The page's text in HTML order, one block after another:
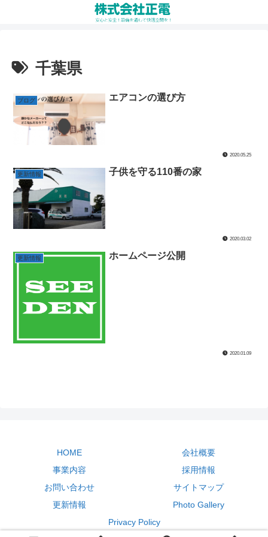
千葉県
ブログ エアコンの選び方
2020.05.25
更新情報 子供を守る110番の家
2020.03.02
更新情報 ホームページ公開
2020.01.09
HOME
会社概要
事業内容
採用情報
お問い合わせ
サイトマップ
更新情報
Photo Gallery
Privacy Policy